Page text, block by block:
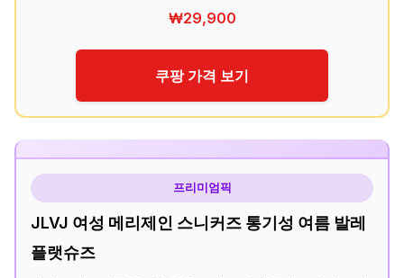
₩29,900
쿠팡 가격 보기
프리미엄픽
JLVJ 여성 메리제인 스니커즈 통기성 여름 발레
플랫슈즈